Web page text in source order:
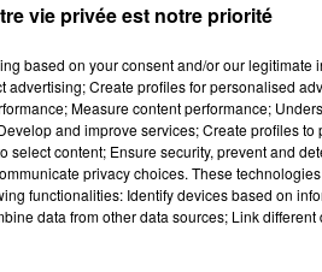
vie privée est notre priorité
based on your consent and/or our legitimate
Create profiles for personalised
Measure content performance;
and improve services; Create profiles
content; Ensure security, prevent and
privacy choices. These
functionalities: Identify devices based on
data from other data sources; Link